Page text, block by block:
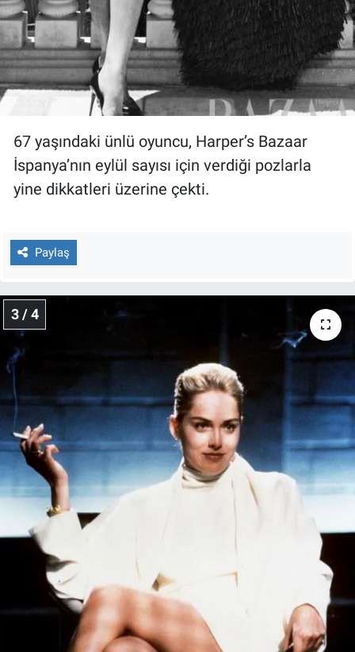
67 yaşındaki ünlü oyuncu, Harper’s Bazaar
İspanya’nın eylül sayısı için verdiği pozlarla
yine dikkatleri üzerine çekti.
Paylaş
3 / 4